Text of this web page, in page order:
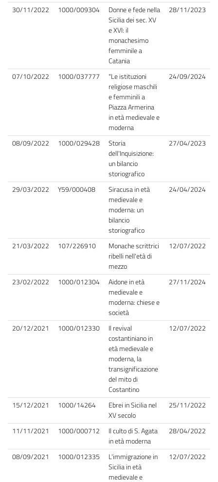
30/11/2022 1000/009304
Donne e fede nella
Sicilia dei sec. XV
e XVI: il
monachesimo
femminile a
Catania
28/11/2023
07/10/2022 1000/037777
"Le istituzioni
religiose maschili
e femminili a
Piazza Armerina
in età medievale e
moderna
24/09/2024
08/09/2022 1000/029428
Storia
dell'Inquisizione:
un bilancio
storiografico
27/04/2023
29/03/2022 Y59/000408
Siracusa in età
medievale e
moderna: un
bilancio
storiografico
24/04/2024
21/03/2022 107/226910
Monache scrittrici
ribelli nell'età di
mezzo
12/07/2022
23/02/2022 1000/012304
Aidone in età
medievale e
moderna: chiese e
società
27/11/2024
20/12/2021 1000/012330
Il revival
costantiniano in
età medievale e
moderna, la
transignificazione
del mito di
Costantino
12/07/2022
15/12/2021 1000/14264
Ebrei in Sicilia nel
XV secolo
25/11/2022
11/11/2021 1000/000712
Il culto di S. Agata
in età moderna
28/04/2022
08/09/2021 1000/012335
L'immigrazione in
Sicilia in età
medievale e
12/07/2022